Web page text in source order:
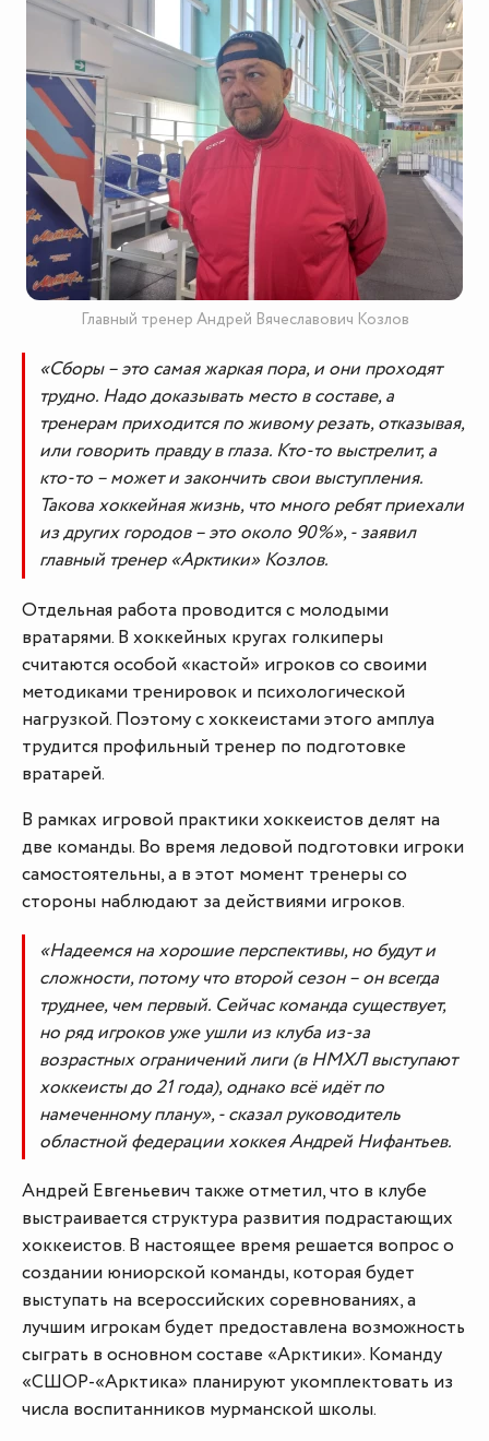
Главный тренер Андрей Вячеславович Козлов
«Сборы – это самая жаркая пора, и они проходят
трудно. Надо доказывать место в составе, а
тренерам приходится по живому резать, отказывая,
или говорить правду в глаза. Кто-то выстрелит, а
кто-то – может и закончить свои выступления.
Такова хоккейная жизнь, что много ребят приехали
из других городов – это около 90%», - заявил
главный тренер «Арктики» Козлов.
Отдельная работа проводится с молодыми
вратарями. В хоккейных кругах голкиперы
считаются особой «кастой» игроков со своими
методиками тренировок и психологической
нагрузкой. Поэтому с хоккеистами этого амплуа
трудится профильный тренер по подготовке
вратарей.
В рамках игровой практики хоккеистов делят на
две команды. Во время ледовой подготовки игроки
самостоятельны, а в этот момент тренеры со
стороны наблюдают за действиями игроков.
«Надеемся на хорошие перспективы, но будут и
сложности, потому что второй сезон – он всегда
труднее, чем первый. Сейчас команда существует,
но ряд игроков уже ушли из клуба из-за
возрастных ограничений лиги (в НМХЛ выступают
хоккеисты до 21 года), однако всё идёт по
намеченному плану», - сказал руководитель
областной федерации хоккея Андрей Нифантьев.
Андрей Евгеньевич также отметил, что в клубе
выстраивается структура развития подрастающих
хоккеистов. В настоящее время решается вопрос о
создании юниорской команды, которая будет
выступать на всероссийских соревнованиях, а
лучшим игрокам будет предоставлена возможность
сыграть в основном составе «Арктики». Команду
«СШОР-«Арктика» планируют укомплектовать из
числа воспитанников мурманской школы.